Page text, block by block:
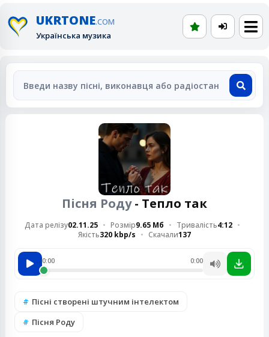
UKRTONE.COM
Українська музика
Пісня Роду- Тепло так
Дата релізу02.11.25 Розмір9.65 Мб Тривалість4:12
Якість320 kbp/s Скачали137
0:00 0:00
Пісні створені штучним інтелектом
Пісня Роду